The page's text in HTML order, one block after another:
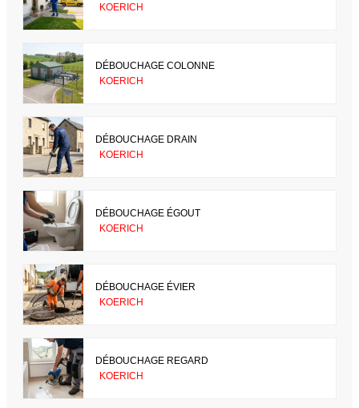
KOERICH
DÉBOUCHAGE COLONNE
KOERICH
DÉBOUCHAGE DRAIN
KOERICH
DÉBOUCHAGE ÉGOUT
KOERICH
DÉBOUCHAGE ÉVIER
KOERICH
DÉBOUCHAGE REGARD
KOERICH